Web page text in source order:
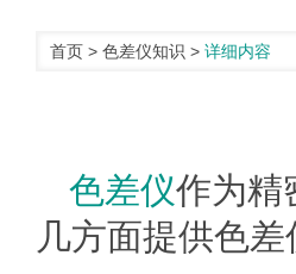
首页 > 色差仪知识 > 详细内容
色差仪作为精
几方面提供色